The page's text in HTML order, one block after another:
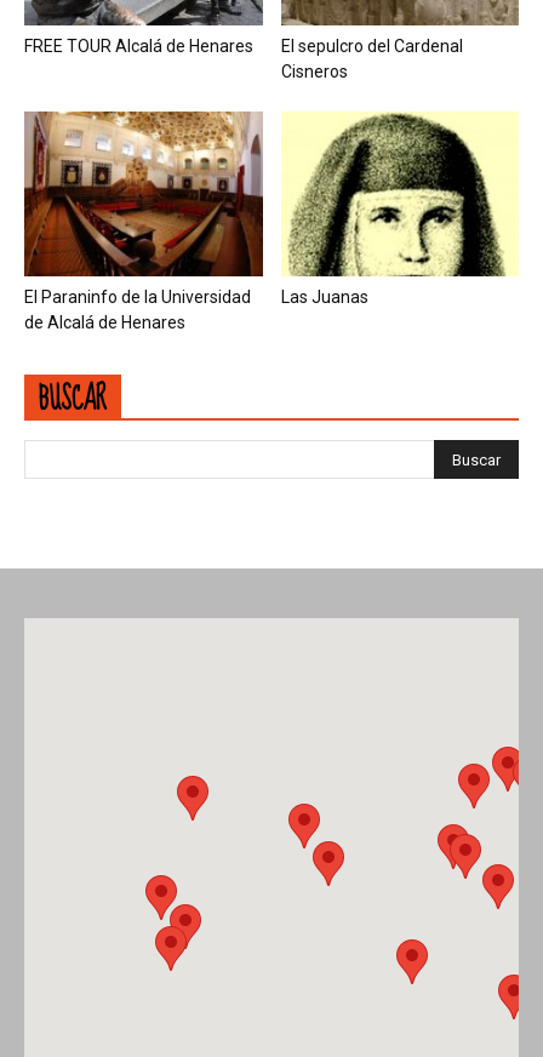
FREE TOUR Alcalá de Henares
El sepulcro del Cardenal
Cisneros
El Paraninfo de la Universidad
de Alcalá de Henares
Las Juanas
BUSCAR